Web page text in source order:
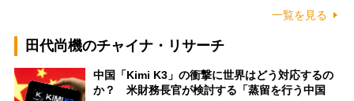
一覧を見る
田代尚機のチャイナ・リサーチ
中国「Kimi K3」の衝撃に世界はどう対応するの
か？ 米財務長官が検討する「蒸留を行う中国